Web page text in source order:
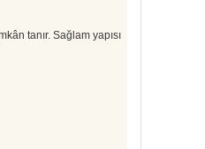
tanır. Sağlam yapısı